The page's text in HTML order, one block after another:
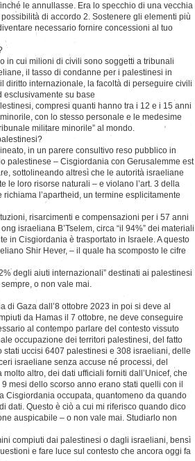
le annullasse. Era lo specchio di una vecchia
di accordo 2. Sostenere gli elementi più
necessario fornire concessioni al tuo
in cui milioni di civili sono soggetti a tribunali
il tasso di condanne per i palestinesi in
diritto internazionale, la facoltà di perseguire civili
esclusivamente su base
compresi quanti hanno tra i 12 e i 15 anni
con lo stesso personale e le medesime
militare minorile” al mondo.
in un parere consultivo reso pubblico in
palestinese – Cisgiordania con Gerusalemme est
sottolineando altresì che le autorità israeliane
le loro risorse naturali – e violano l’art. 3 della
l’apartheid, un termine esplicitamente
risarcimenti e compensazioni per i 57 anni
israeliana B’Tselem, circa “il 94%” dei materiali
in Cisgiordania è trasportato in Israele. A questo
Shir Hever, – il quale ha scomposto le cifre
degli aiuti internazionali” destinati ai palestinesi
o non vale mai.
di Gaza dall’8 ottobre 2023 in poi si deve al
da Hamas il 7 ottobre, ne deve conseguire
al contempo parlare del contesto vissuto
occupazione dei territori palestinesi, del fatto
uccisi 6407 palestinesi e 308 israeliani, delle
israeliane senza accuse né processi, del
altro, dei dati ufficiali forniti dall’Unicef, che
mesi dello scorso anno erano stati quelli con il
Cisgiordania occupata, quantomeno da quando
dati. Questo è ciò a cui mi riferisco quando dico
auspicabile – o non vale mai. Studiarlo non
compiuti dai palestinesi o dagli israeliani, bensì
e fare luce sul contesto che ancora oggi fa